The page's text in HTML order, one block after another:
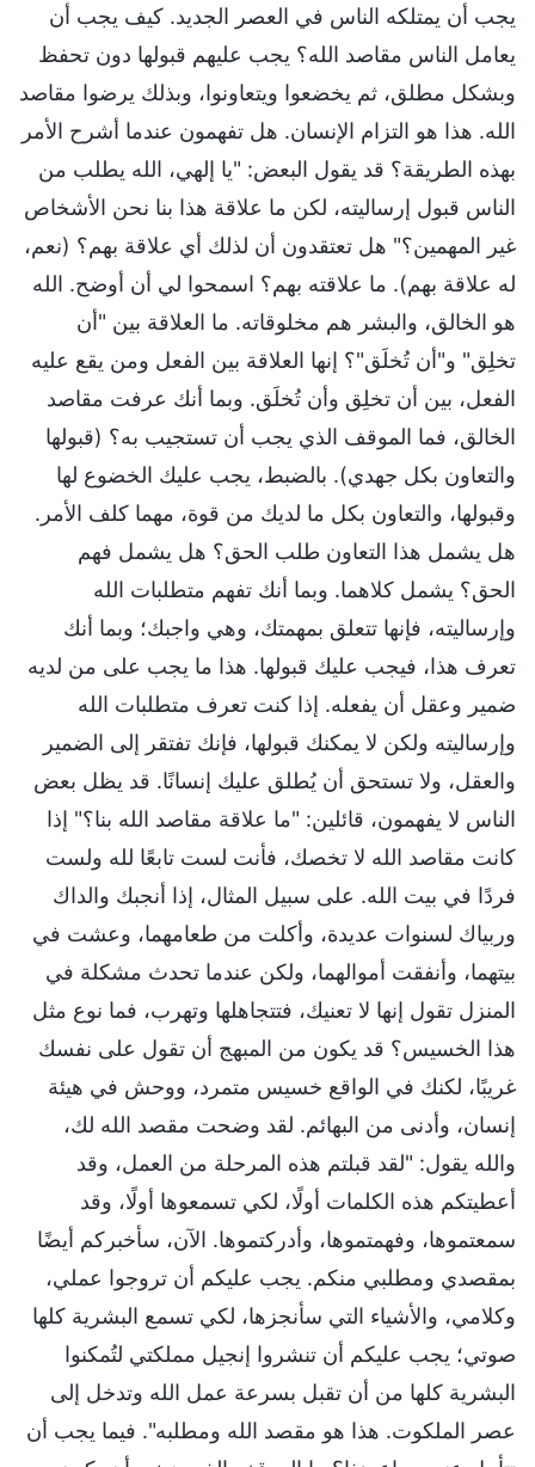
يجب أن يمتلكه الناس في العصر الجديد. كيف يجب أن
يعامل الناس مقاصد الله؟ يجب عليهم قبولها دون تحفظ
وبشكل مطلق، ثم يخضعوا ويتعاونوا، وبذلك يرضوا مقاصد
الله. هذا هو التزام الإنسان. هل تفهمون عندما أشرح الأمر
بهذه الطريقة؟ قد يقول البعض: "يا إلهي، الله يطلب من
الناس قبول إرساليته، لكن ما علاقة هذا بنا نحن الأشخاص
غير المهمين؟" هل تعتقدون أن لذلك أي علاقة بهم؟ (نعم،
له علاقة بهم). ما علاقته بهم؟ اسمحوا لي أن أوضح. الله
هو الخالق، والبشر هم مخلوقاته. ما العلاقة بين "أن
تخلِق" و"أن تُخلَق"؟ إنها العلاقة بين الفعل ومن يقع عليه
الفعل، بين أن تخلِق وأن تُخلَق. وبما أنك عرفت مقاصد
الخالق، فما الموقف الذي يجب أن تستجيب به؟ (قبولها
والتعاون بكل جهدي). بالضبط، يجب عليك الخضوع لها
وقبولها، والتعاون بكل ما لديك من قوة، مهما كلف الأمر.
هل يشمل هذا التعاون طلب الحق؟ هل يشمل فهم
الحق؟ يشمل كلاهما. وبما أنك تفهم متطلبات الله
وإرساليته، فإنها تتعلق بمهمتك، وهي واجبك؛ وبما أنك
تعرف هذا، فيجب عليك قبولها. هذا ما يجب على من لديه
ضمير وعقل أن يفعله. إذا كنت تعرف متطلبات الله
وإرساليته ولكن لا يمكنك قبولها، فإنك تفتقر إلى الضمير
والعقل، ولا تستحق أن يُطلق عليك إنسانًا. قد يظل بعض
الناس لا يفهمون، قائلين: "ما علاقة مقاصد الله بنا؟" إذا
كانت مقاصد الله لا تخصك، فأنت لست تابعًا لله ولست
فردًا في بيت الله. على سبيل المثال، إذا أنجبك والداك
وربياك لسنوات عديدة، وأكلت من طعامهما، وعشت في
بيتهما، وأنفقت أموالهما، ولكن عندما تحدث مشكلة في
المنزل تقول إنها لا تعنيك، فتتجاهلها وتهرب، فما نوع مثل
هذا الخسيس؟ قد يكون من المبهج أن تقول على نفسك
غريبًا، لكنك في الواقع خسيس متمرد، ووحش في هيئة
إنسان، وأدنى من البهائم. لقد وضحت مقصد الله لك،
والله يقول: "لقد قبلتم هذه المرحلة من العمل، وقد
أعطيتكم هذه الكلمات أولًا، لكي تسمعوها أولًا، وقد
سمعتموها، وفهمتموها، وأدركتموها. الآن، سأخبركم أيضًا
بمقصدي ومطلبي منكم. يجب عليكم أن تروجوا عملي،
وكلامي، والأشياء التي سأنجزها، لكي تسمع البشرية كلها
صوتي؛ يجب عليكم أن تنشروا إنجيل مملكتي لتُمكنوا
البشرية كلها من أن تقبل بسرعة عمل الله وتدخل إلى
عصر الملكوت. هذا هو مقصد الله ومطلبه". فيما يجب أن